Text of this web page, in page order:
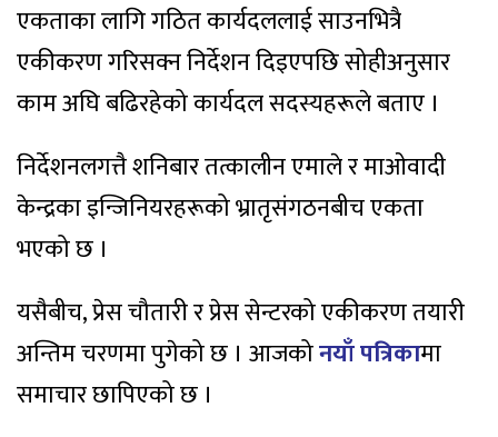
एकताका लागि गठित कार्यदललाई साउनभित्रै
एकीकरण गरिसक्न निर्देशन दिइएपछि सोहीअनुसार
काम अघि बढिरहेको कार्यदल सदस्यहरूले बताए ।
निर्देशनलगत्तै शनिबार तत्कालीन एमाले र माओवादी
केन्द्रका इन्जिनियरहरूको भ्रातृसंगठनबीच एकता
भएको छ ।
यसैबीच, प्रेस चौतारी र प्रेस सेन्टरको एकीकरण तयारी
अन्तिम चरणमा पुगेको छ । आजकोनयाँ पत्रिकामा
समाचार छापिएको छ ।